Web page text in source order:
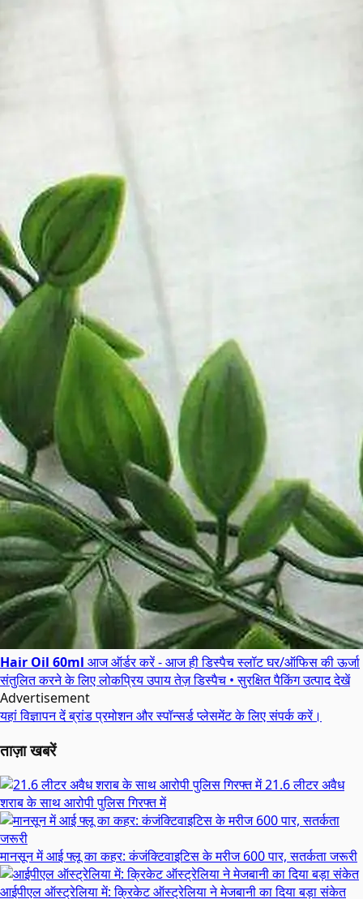
Hair Oil 60ml आज ऑर्डर करें - आज ही डिस्पैच स्लॉटघर/ऑफिस की ऊर्जा
संतुलित करने के लिए लोकप्रिय उपायतेज़ डिस्पैच • सुरक्षित पैकिंगउत्पाद देखें
Advertisement
यहां विज्ञापन देंब्रांड प्रमोशन और स्पॉन्सर्ड प्लेसमेंट के लिए संपर्क करें।
ताज़ा खबरें
21.6 लीटर अवैध
शराब के साथ आरोपी पुलिस गिरफ्त में
मानसून में आई फ्लू का कहर: कंजंक्टिवाइटिस के मरीज 600 पार, सतर्कता जरूरी
आईपीएल ऑस्ट्रेलिया में: क्रिकेट ऑस्ट्रेलिया ने मेजबानी का दिया बड़ा संकेत